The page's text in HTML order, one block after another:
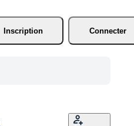
Inscription
Connecter